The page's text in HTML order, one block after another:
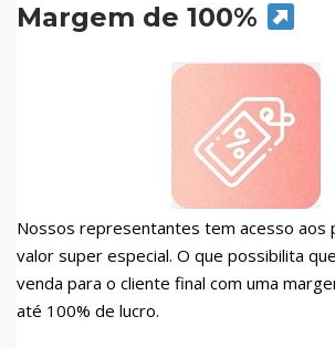
Margem de 100%
Nossos representantes tem acesso aos
valor super especial. O que possibilita
venda para o cliente final com uma
até 100% de lucro.